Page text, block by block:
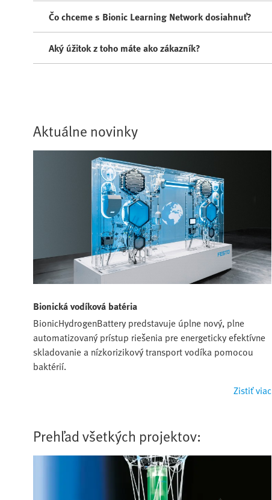
Čo chceme s Bionic Learning Network dosiahnuť?
Aký úžitok z toho máte ako zákazník?
Aktuálne novinky
Bionická vodíková batéria
BionicHydrogenBattery predstavuje úplne nový, plne
automatizovaný prístup riešenia pre energeticky efektívne
skladovanie a nízkorizikový transport vodíka pomocou
baktérií.
Zistiť viac
Prehľad všetkých projektov: